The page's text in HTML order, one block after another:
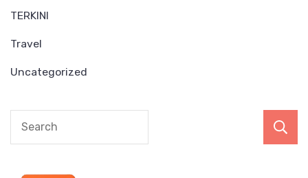
TERKINI
Travel
Uncategorized